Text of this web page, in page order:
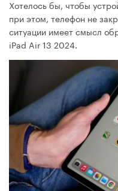
Хотелось бы, чтобы
при этом, телефон не
ситуации имеет смысл
iPad Air 13 2024.